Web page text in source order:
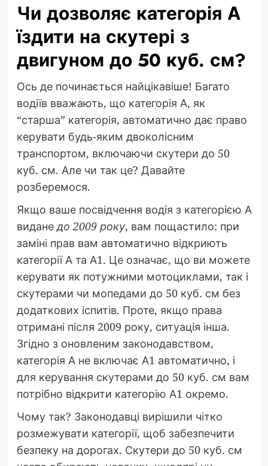
Чи дозволяє категорія А
їздити на скутері з
двигуном до 50 куб. см?
Ось де починається найцікавіше! Багато
водіїв вважають, що категорія А, як
“старша” категорія, автоматично дає право
керувати будь-яким двоколісним
транспортом, включаючи скутери до 50
куб. см. Але чи так це? Давайте
розберемося.
Якщо ваше посвідчення водія з категорією А
виданедо 2009 року, вам пощастило: при
заміні прав вам автоматично відкриють
категорії А та А1. Це означає, що ви можете
керувати як потужними мотоциклами, так і
скутерами чи мопедами до 50 куб. см без
додаткових іспитів. Проте, якщо права
отримані після 2009 року, ситуація інша.
Згідно з оновленим законодавством,
категорія А не включає А1 автоматично, і
для керування скутерами до 50 куб. см вам
потрібно відкрити категорію А1 окремо.
Чому так? Законодавці вирішили чітко
розмежувати категорії, щоб забезпечити
безпеку на дорогах. Скутери до 50 куб. см